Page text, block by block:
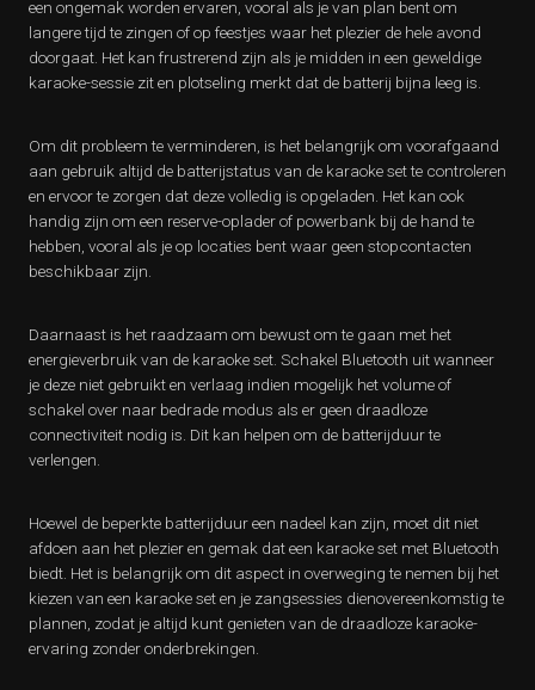
een ongemak worden ervaren, vooral als je van plan bent om
langere tijd te zingen of op feestjes waar het plezier de hele avond
doorgaat. Het kan frustrerend zijn als je midden in een geweldige
karaoke-sessie zit en plotseling merkt dat de batterij bijna leeg is.
Om dit probleem te verminderen, is het belangrijk om voorafgaand
aan gebruik altijd de batterijstatus van de karaoke set te controleren
en ervoor te zorgen dat deze volledig is opgeladen. Het kan ook
handig zijn om een reserve-oplader of powerbank bij de hand te
hebben, vooral als je op locaties bent waar geen stopcontacten
beschikbaar zijn.
Daarnaast is het raadzaam om bewust om te gaan met het
energieverbruik van de karaoke set. Schakel Bluetooth uit wanneer
je deze niet gebruikt en verlaag indien mogelijk het volume of
schakel over naar bedrade modus als er geen draadloze
connectiviteit nodig is. Dit kan helpen om de batterijduur te
verlengen.
Hoewel de beperkte batterijduur een nadeel kan zijn, moet dit niet
afdoen aan het plezier en gemak dat een karaoke set met Bluetooth
biedt. Het is belangrijk om dit aspect in overweging te nemen bij het
kiezen van een karaoke set en je zangsessies dienovereenkomstig te
plannen, zodat je altijd kunt genieten van de draadloze karaoke-
ervaring zonder onderbrekingen.